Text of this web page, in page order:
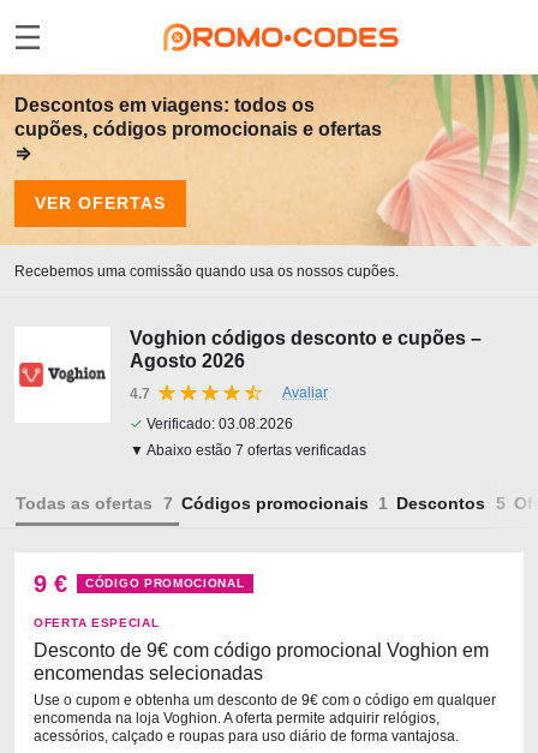
Descontos em viagens: todos os
cupões, códigos promocionais e ofertas
⇒
VER OFERTAS
Recebemos uma comissão quando usa os nossos cupões.
Voghion códigos desconto e cupões –
Agosto 2026
4.7
Avaliar
✓ Verificado: 03.08.2026
▼ Abaixo estão 7 ofertas verificadas
Todas as ofertas Códigos promocionais Descontos
9 € CÓDIGO PROMOCIONAL
OFERTA ESPECIAL
Desconto de 9€ com código promocional Voghion em
encomendas selecionadas
Use o cupom e obtenha um desconto de 9€ com o código em qualquer
encomenda na loja Voghion. A oferta permite adquirir relógios,
acessórios, calçado e roupas para uso diário de forma vantajosa.